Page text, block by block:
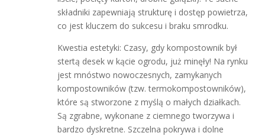
składniki zapewniają strukturę i dostęp powietrza,
co jest kluczem do sukcesu i braku smrodku.
Kwestia estetyki: Czasy, gdy kompostownik był
stertą desek w kącie ogrodu, już minęły! Na rynku
jest mnóstwo nowoczesnych, zamykanych
kompostowników (tzw. termokompostowników),
które są stworzone z myślą o małych działkach.
Są zgrabne, wykonane z ciemnego tworzywa i
bardzo dyskretne. Szczelna pokrywa i dolne